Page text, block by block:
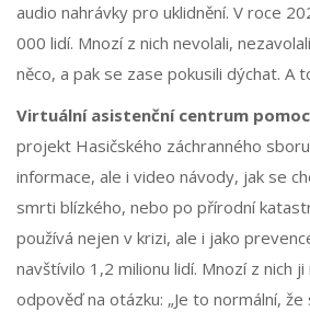
audio nahrávky pro uklidnění. V roce
000 lidí. Mnozí z nich nevolali,
něco, a pak se zase pokusili dýchat. A
Virtuální asistenční centrum
projekt Hasičského záchranného
informace, ale i video návody, jak se
smrti blízkého, nebo po přírodní
používá nejen v krizi, ale i jako
navštívilo 1,2 milionu lidí. Mnozí z nich ji
odpověď na otázku: „Je to normální, že